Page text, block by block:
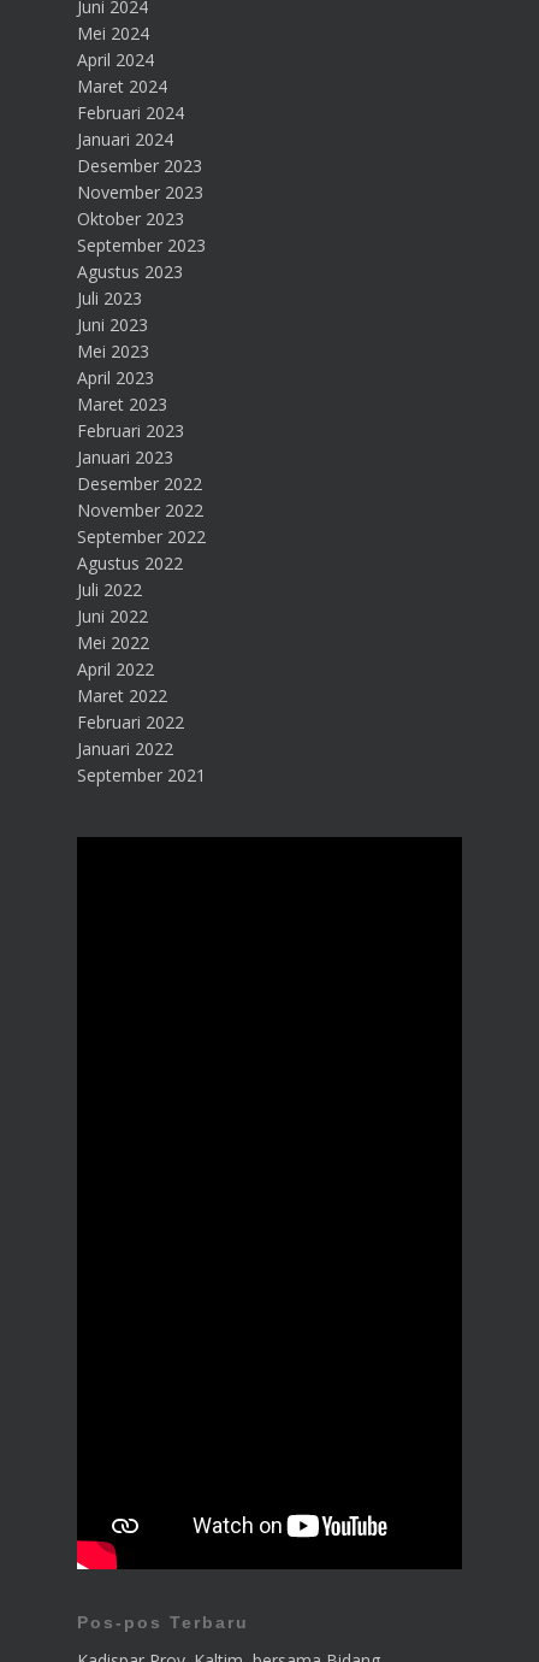
Juni 2024
Mei 2024
April 2024
Maret 2024
Februari 2024
Januari 2024
Desember 2023
November 2023
Oktober 2023
September 2023
Agustus 2023
Juli 2023
Juni 2023
Mei 2023
April 2023
Maret 2023
Februari 2023
Januari 2023
Desember 2022
November 2022
September 2022
Agustus 2022
Juli 2022
Juni 2022
Mei 2022
April 2022
Maret 2022
Februari 2022
Januari 2022
September 2021
Pos-pos Terbaru